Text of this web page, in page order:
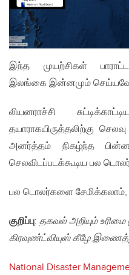
இந்த முயற்சிகள்
இலங்கை இன்னமும்
லியனராச்சி
தயாராகயிருத்தலிற்கு
அனர்த்தம் நிகழ்ந்த
செலவிடப்படக்கூடிய பல
பல டொலர்களை சேமிக்கலாம்,
குறிப்பு: தகவல் அறியும்
கிரவுண்ட்வியுஸ் கீழே
National Disaster